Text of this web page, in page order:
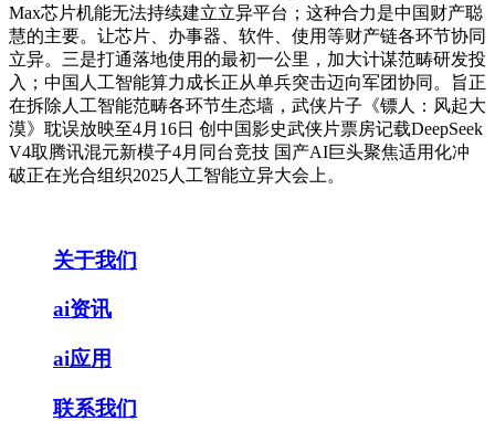
Max芯片机能无法持续建立立异平台；这种合力是中国财产聪
慧的主要。让芯片、办事器、软件、使用等财产链各环节协同
立异。三是打通落地使用的最初一公里，加大计谋范畴研发投
入；中国人工智能算力成长正从单兵突击迈向军团协同。旨正
在拆除人工智能范畴各环节生态墙，武侠片子《镖人：风起大
漠》耽误放映至4月16日 创中国影史武侠片票房记载DeepSeek
V4取腾讯混元新模子4月同台竞技 国产AI巨头聚焦适用化冲
破正在光合组织2025人工智能立异大会上。
关于我们
ai资讯
ai应用
联系我们